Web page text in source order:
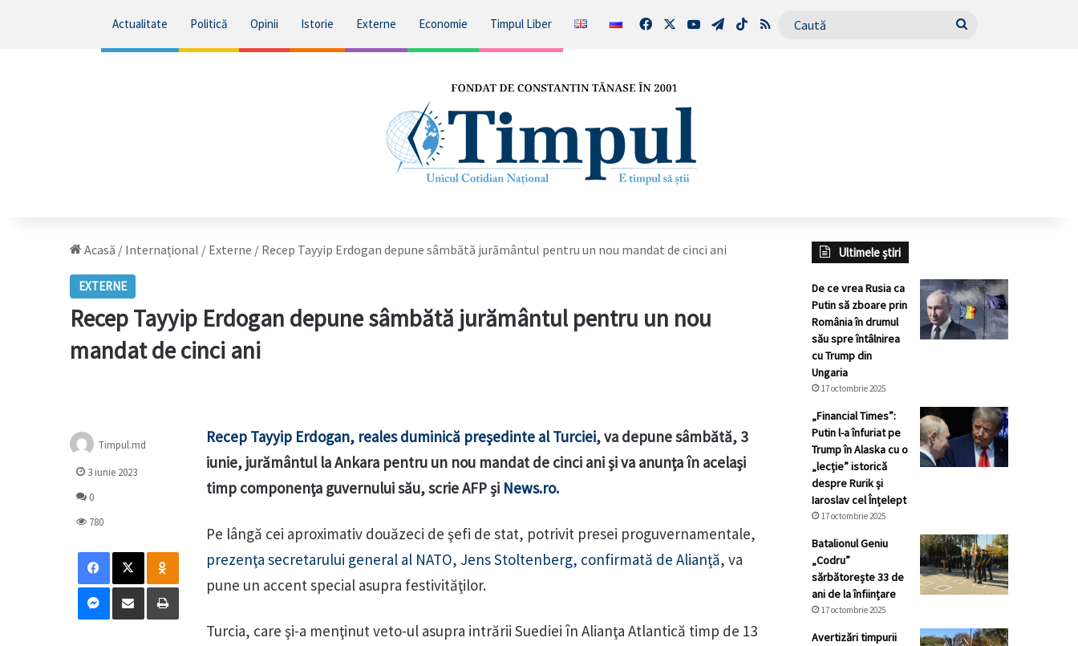
Actualitate Politică Opinii Istorie Externe Economie Timpul Liber FacebookYouTubeTelegram
TikTokRSS Caută
Acasă / Internațional / Externe / Recep Tayyip Erdogan depune sâmbătă jurământul pentru un nou mandat de cinci ani
EXTERNE
Recep Tayyip Erdogan depune sâmbătă jurământul pentru un nou
mandat de cinci ani
Recep Tayyip Erdogan, reales duminică preşedinte al Turciei, va depune sâmbătă, 3
iunie, jurământul la Ankara pentru un nou mandat de cinci ani şi va anunţa în acelaşi
timp componenţa guvernului său, scrie AFP și News.ro.
Pe lângă cei aproximativ douăzeci de şefi de stat, potrivit presei proguvernamentale,
prezenţa secretarului general al NATO, Jens Stoltenberg, confirmată de Alianţă, va
pune un accent special asupra festivităţilor.
Turcia, care şi-a menţinut veto-ul asupra intrării Suediei în Alianţa Atlantică timp de 13
Timpul.md
3 iunie 2023
0
780
Facebook
X Odnoklassniki
Messenger
Distribuie prin mail Tipărește
Ultimele știri
De ce vrea Rusia ca
Putin să zboare prin
România în drumul
său spre întâlnirea
cu Trump din
Ungaria
17 octombrie 2025
„Financial Times”:
Putin l-a înfuriat pe
Trump în Alaska cu o
„lecție” istorică
despre Rurik și
Iaroslav cel Înțelept
17 octombrie 2025
Batalionul Geniu
„Codru”
sărbătorește 33 de
ani de la înființare
17 octombrie 2025
Avertizări timpurii